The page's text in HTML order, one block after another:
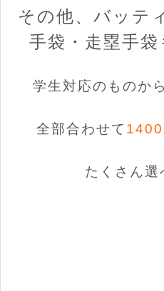
その他、バッテ
手袋・走塁手袋
学生対応のものか
全部合わせて 1400
たくさん選